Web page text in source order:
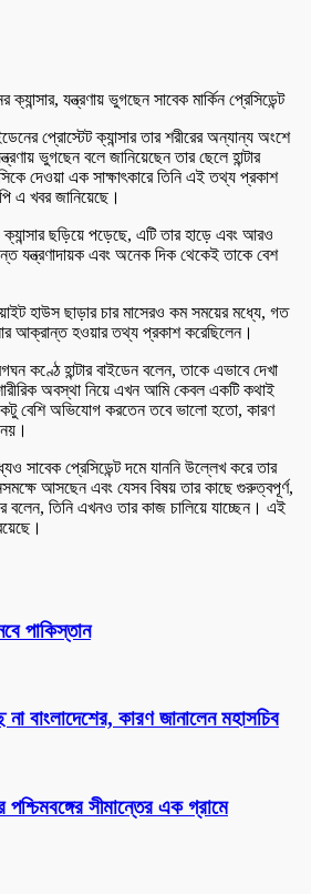
প্রোস্টেট ক্যান্সার তার শরীরের অন্যান্য অংশে
ভুগছেন বলে জানিয়েছেন তার ছেলে হান্টার
দেওয়া এক সাক্ষাৎকারে তিনি এই তথ্য প্রকাশ
এ খবর জানিয়েছে।
ক্যান্সার ছড়িয়ে পড়েছে, এটি তার হাড়ে এবং আরও
যন্ত্রণাদায়ক এবং অনেক দিক থেকেই তাকে বেশ
হাউস ছাড়ার চার মাসেরও কম সময়ের মধ্যে, গত
আক্রান্ত হওয়ার তথ্য প্রকাশ করেছিলেন।
কণ্ঠে হান্টার বাইডেন বলেন, তাকে এভাবে দেখা
অবস্থা নিয়ে এখন আমি কেবল একটি কথাই
বেশি অভিযোগ করতেন তবে ভালো হতো, কারণ
সাবেক প্রেসিডেন্ট দমে যাননি উল্লেখ করে তার
আসছেন এবং যেসব বিষয় তার কাছে গুরুত্বপূর্ণ,
বলেন, তিনি এখনও তার কাজ চালিয়ে যাচ্ছেন। এই
পাকিস্তান
বাংলাদেশের, কারণ জানালেন মহাসচিব
পশ্চিমবঙ্গের সীমান্তের এক গ্রামে